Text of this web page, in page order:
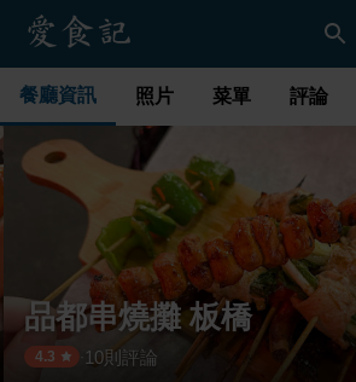
餐廳資訊 照片 菜單 評論
品都串燒攤 板橋
4.3 10則評論